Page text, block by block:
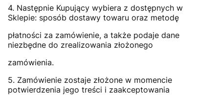
4. Następnie Kupujący wybiera z dostępnych w
Sklepie: sposób dostawy towaru oraz metodę
płatności za zamówienie, a także podaje dane
niezbędne do zrealizowania złożonego
zamówienia.
5. Zamówienie zostaje złożone w momencie
potwierdzenia jego treści i zaakceptowania